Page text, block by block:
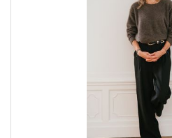
Aan de voorzijde bevindt zich de ruime
gehele voorzijde drie grote raampartijen
keuken. De keuken is voorzien van een
houten kastjes. Daarbij is de keuken
inbouwapparatuur zoals afwasmachine,
In het midden van de woning bevindt
ligbad, wastafel en een
met zwarte badkamergarnituur geven de
uitstraling. De twee lichte slaapkamers